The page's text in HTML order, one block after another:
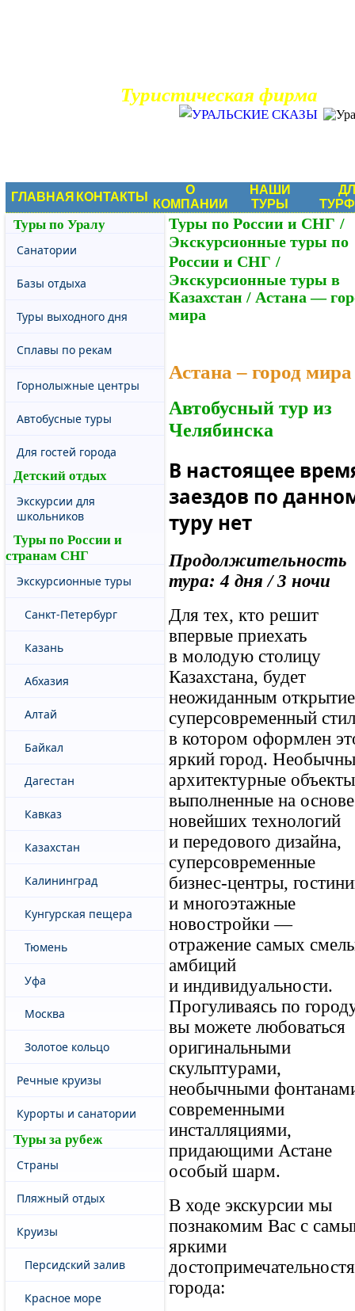
Туристическая фирма
ГЛАВНАЯ КОНТАКТЫ
О
КОМПАНИИ
НАШИ
ТУРЫ
Туры по Уралу
Санатории
Базы отдыха
Туры выходного дня
Сплавы по рекам
Горнолыжные центры
Автобусные туры
Для гостей города
Детский отдых
Экскурсии для
школьников
Туры по России и
странам СНГ
Экскурсионные туры
Санкт-Петербург
Казань
Абхазия
Алтай
Байкал
Дагестан
Кавказ
Казахстан
Калининград
Кунгурская пещера
Тюмень
Уфа
Москва
Золотое кольцо
Речные круизы
Курорты и санатории
Туры за рубеж
Страны
Пляжный отдых
Круизы
Персидский залив
Красное море
Туры по России и СНГ /
Экскурсионные туры по
России и СНГ /
Экскурсионные туры в
Казахстан / Астана —
мира
Астана – город мира
Автобусный тур из
Челябинска
В настоящее
заездов по
туру нет
Продолжительность
тура: 4 дня / 3 ночи
Для тех, кто решит
впервые приехать
в молодую столицу
Казахстана, будет
неожиданным
суперсовременный
в котором оформлен
яркий город.
архитектурные
выполненные на основе
новейших технологий
и передового дизайна,
суперсовременные
бизнес-центры,
и многоэтажные
новостройки —
отражение самых
амбиций
и индивидуальности.
Прогуливаясь по
вы можете любоваться
оригинальными
скульптурами,
необычными
современными
инсталляциями,
придающими Астане
особый шарм.
В ходе экскурсии мы
познакомим Вас с
яркими
города: